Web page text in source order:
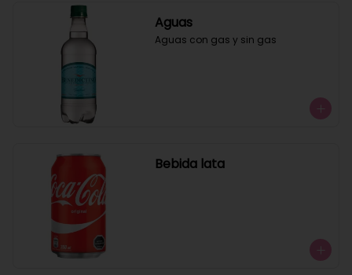
Aguas
Aguas con gas y sin gas
Bebida lata